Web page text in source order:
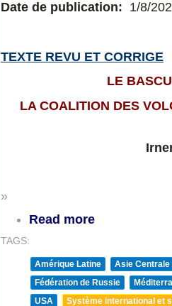
Date de publication: 1/8/
TEXTE REVU ET CORRIGE
LE
LA COALITION DES
»
Read more
TAGS:
Amérique Latine
Asie Centrale
Fédération de Russie
USA
Système international et